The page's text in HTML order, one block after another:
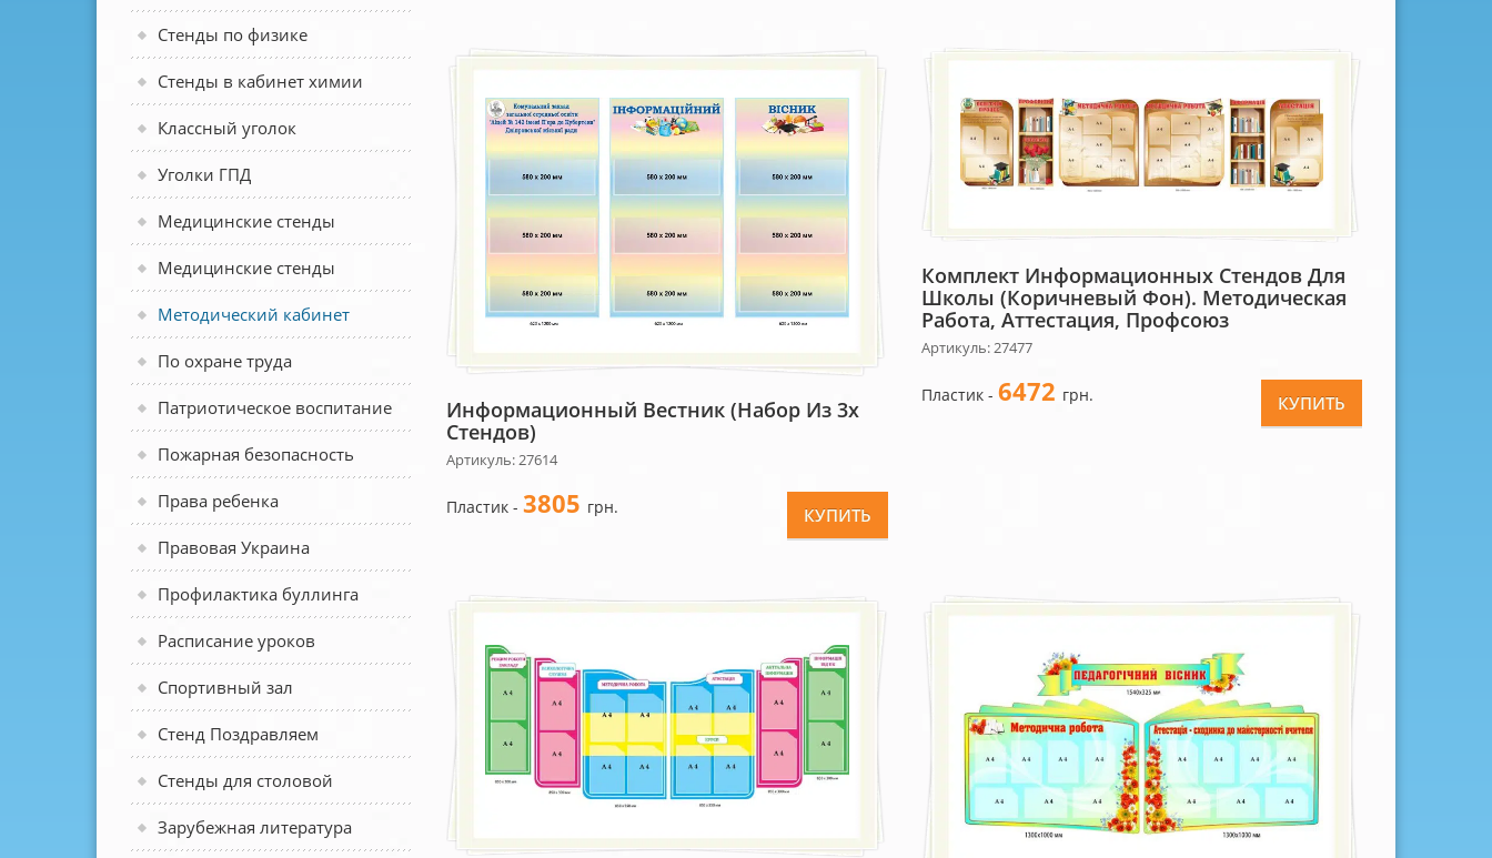
Стенды по физике
Стенды в кабинет химии
Классный уголок
Уголки ГПД
Медицинские стенды
Медицинские стенды
Методический кабинет
По охране труда
Патриотическое воспитание
Пожарная безопасность
Права ребенка
Правовая Украина
Профилактика буллинга
Расписание уроков
Спортивный зал
Стенд Поздравляем
Стенды для столовой
Зарубежная литература
Информационный Вестник (набор Из 3х
Стендов)
Артикуль: 27614
Пластик - 3805 грн. КУПИТЬ
Комплект Информационных Стендов Для
Школы (коричневый Фон). Методическая
Работа, Аттестация, Профсоюз
Артикуль: 27477
Пластик - 6472 грн. КУПИТЬ